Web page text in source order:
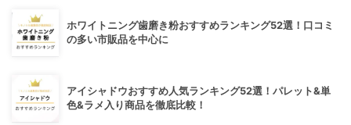
ホワイトニング歯磨き粉おすすめランキング52選！口コミ
の多い市販品を中心に
アイシャドウおすすめ人気ランキング52選！パレット&単
色&ラメ入り商品を徹底比較！